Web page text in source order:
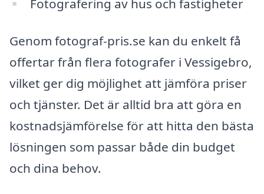
Fotografering av hus och fastigheter
Genom fotograf-pris.se kan du enkelt få
offertar från flera fotografer i Vessigebro,
vilket ger dig möjlighet att jämföra priser
och tjänster. Det är alltid bra att göra en
kostnadsjämförelse för att hitta den bästa
lösningen som passar både din budget
och dina behov.